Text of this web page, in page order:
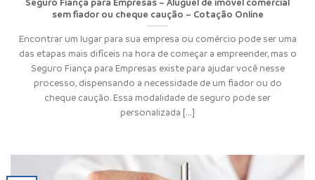
Seguro Fiança para Empresas – Aluguel de imóvel comercial
sem fiador ou cheque caução – Cotação Online
Encontrar um lugar para sua empresa ou comércio pode ser uma
das etapas mais difíceis na hora de começar a empreender, mas o
Seguro Fiança para Empresas existe para ajudar você nesse
processo, dispensando a necessidade de um fiador ou do
cheque caução. Essa modalidade de seguro pode ser
personalizada [...]